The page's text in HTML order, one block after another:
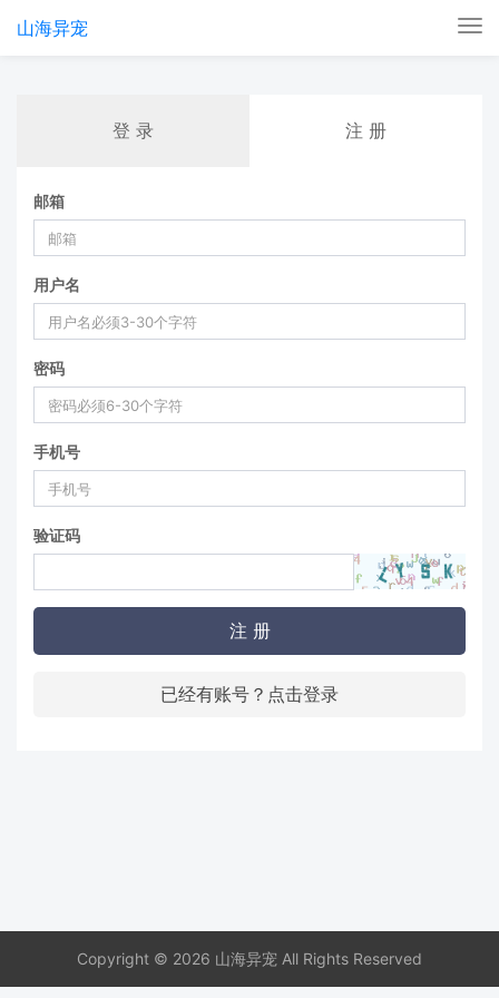
山海异宠
登 录 注 册
邮箱
用户名
密码
手机号
验证码
注 册
已经有账号？点击登录
Copyright © 2026 山海异宠 All Rights Reserved